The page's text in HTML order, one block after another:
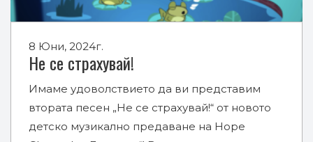
8 Юни, 2024г.
Не се страхувай!
Имаме удоволствието да ви представим
втората песен „Не се страхувай!“ от новото
детско музикално предаване на Hope